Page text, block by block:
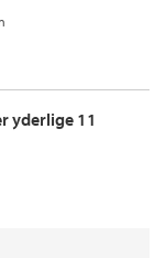
yderlige 11